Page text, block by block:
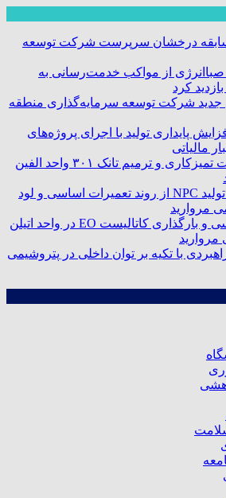
درخشان سرپرست شرکت توسعه
صباانرژی از مواکب خدمت‌رسانی به
کرد
جدید شرکت توسعه سرمایه‌گذاری منطقه
پایداری تولید با اجرای پروژه‌های
انجام موفق عملیات تمیزکاری و ترمیم تانک ۳۰۱ واحد الفین
بازدید مدیر کنترل تولید NPC از روند تعمیرات اساسی و لود
مروارید
آغاز تعمیرات اساسی و بارگذاری کاتالیست EO در واحد اتیلن
مروارید
با تکیه بر توان داخلی در پتروشیمی